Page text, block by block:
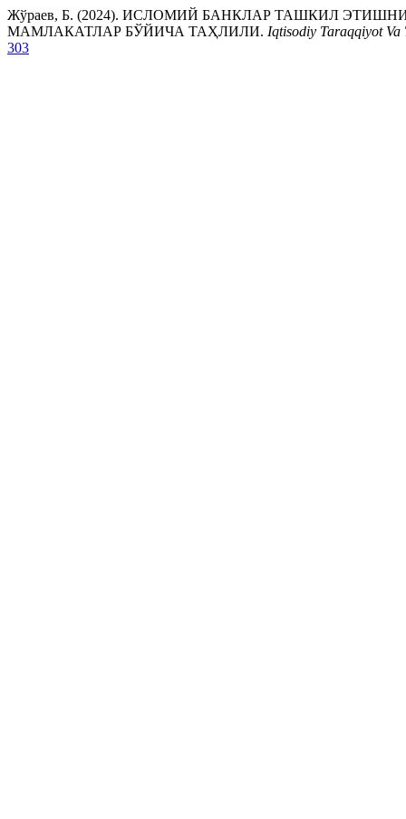
Жўраев, Б. (2024). ИСЛОМИЙ БАНКЛАР ТАШКИЛ
МАМЛАКАТЛАР БЎЙИЧА ТАҲЛИЛИ. Iqtisodiy Taraqqiyot Va
303